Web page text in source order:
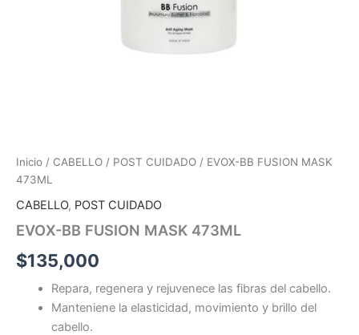
Inicio / CABELLO / POST CUIDADO / EVOX-BB FUSION MASK
473ML
CABELLO, POST CUIDADO
EVOX-BB FUSION MASK 473ML
$135,000
Repara, regenera y rejuvenece las fibras del cabello.
Manteniene la elasticidad, movimiento y brillo del
cabello.